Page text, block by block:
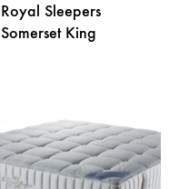
Royal Sleepers
Somerset King
NA
LISTU
ŽELJA